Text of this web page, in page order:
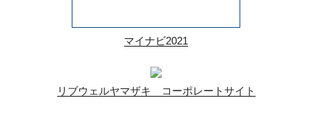
マイナビ2021
リブウェルヤマザキ コーポレートサイト